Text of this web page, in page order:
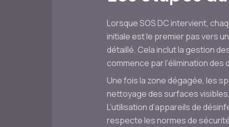
Lorsque SOS DC intervient,
initiale est le premier pas vers
détaillé. Cela inclut la gestion
commence par l’élimination
Une fois la zone dégagée, les
nettoyage des surfaces
L’utilisation d’appareils de
respecte les normes de